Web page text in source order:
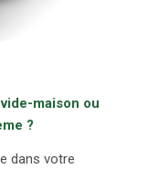
maison ou
?
dans votre